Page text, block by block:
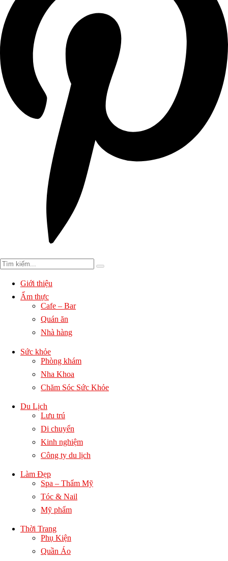
Giới thiệu
Ẩm thực
Cafe – Bar
Quán ăn
Nhà hàng
Sức khỏe
Phòng khám
Nha Khoa
Chăm Sóc Sức Khỏe
Du Lịch
Lưu trú
Di chuyển
Kinh nghiệm
Công ty du lịch
Làm Đẹp
Spa – Thẩm Mỹ
Tóc & Nail
Mỹ phẩm
Thời Trang
Phụ Kiện
Quần Áo